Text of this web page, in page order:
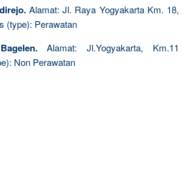
Alamat: Jl. Raya Yogyakarta Km. 18,
(type): Perawatan
Alamat: Jl.Yogyakarta, Km.11
Non Perawatan